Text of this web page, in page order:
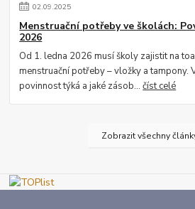
02.09.2025
Menstruační potřeby ve školách:
2026
Od 1. ledna 2026 musí školy zajistit na
menstruační potřeby – vložky a tampony.
povinnost týká a jaké zásob...číst celé
Zobrazit všechny